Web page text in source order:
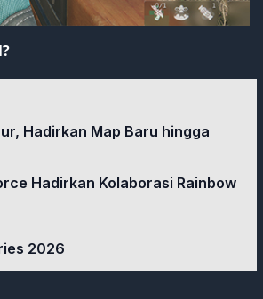
Hadirkan Map Baru hingga
Hadirkan Kolaborasi Rainbow
2026